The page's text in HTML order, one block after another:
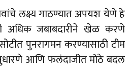
लक्ष्य गाठण्यात अपयश येणे हे
अधिक जबाबदारीने खेळ करणे
पुनरागमन करण्यासाठी टीम
आणि फलंदाजीत मोठे बदल